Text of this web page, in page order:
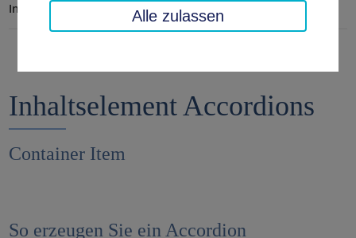
Inhaltselement Accordion
Inhaltselement Accordions
Container Item
So erzeugen Sie ein Accordion
Alle zulassen